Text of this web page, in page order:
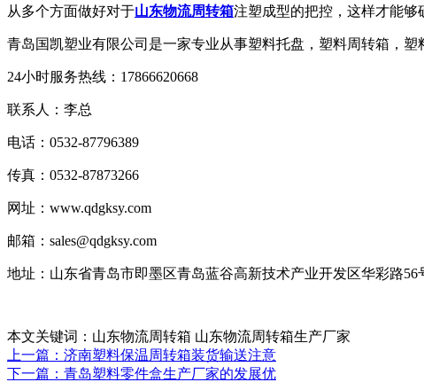
从多个方面做好对于山东物流周转箱注塑成型的把控，这样才能
青岛国凯塑业有限公司是一家专业从事塑料托盘，塑料周转箱，
24小时服务热线：17866620668
联系人：李总
电话：0532-87796389
传真：0532-87873266
网址：www.qdgksy.com
邮箱：sales@qdgksy.com
地址：山东省青岛市即墨区青岛蓝谷高新技术产业开发区华彩路56
本文关键词：山东物流周转箱 山东物流周转箱生产厂家
上一篇：济南塑料保温周转箱装货输送注意
下一篇：青岛塑料零件盒生产厂家的发展优